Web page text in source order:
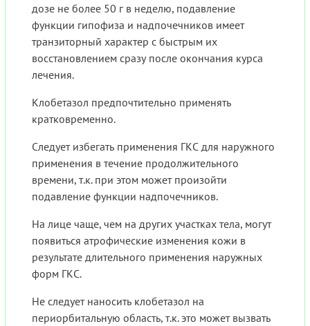
дозе не более 50 г в неделю, подавление
функции гипофиза и надпочечников имеет
транзиторный характер с быстрым их
восстановлением сразу после окончания курса
лечения.
Клобетазол предпочтительно применять
кратковременно.
Следует избегать применения ГКС для наружного
применения в течение продолжительного
времени, т.к. при этом может произойти
подавление функции надпочечников.
На лице чаще, чем на других участках тела, могут
появиться атрофические изменения кожи в
результате длительного применения наружных
форм ГКС.
Не следует наносить клобетазол на
периорбитальную область, т.к. это может вызвать